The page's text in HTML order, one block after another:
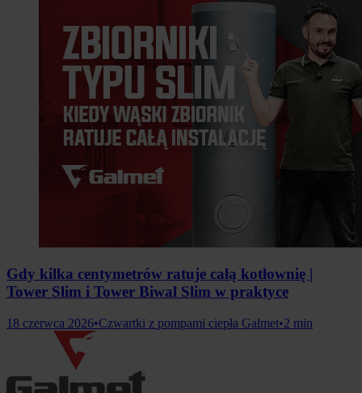
Gdy kilka centymetrów ratuje całą kotłownię |
Tower Slim i Tower Biwal Slim w praktyce
18 czerwca 2026•Czwartki z pompami ciepła Galmet•2 min